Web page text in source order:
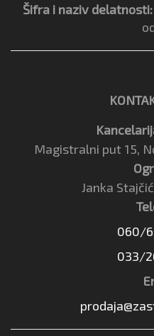
Šifra i naziv delatnosti:
Magistralni put 15,
Janka
060/
033/